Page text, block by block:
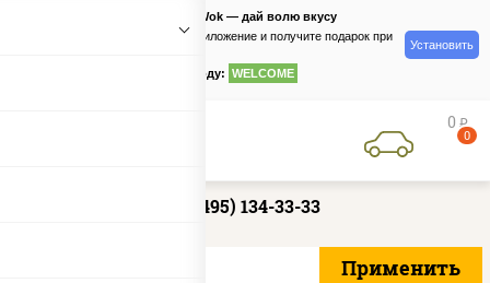
PizzaSushiWok — дай волю вкусу
Скачайте приложение и получите подарок при
по промокоду: WELCOME
Установить
0 руб
0
+7 (495) 134-33-33